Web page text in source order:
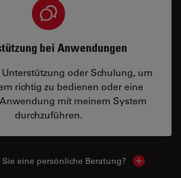
bei Anwendungen
oder Schulung, um
richtig zu bedienen oder eine
mit meinem System
durchzuführen.
Sie eine persönliche Beratung? Show